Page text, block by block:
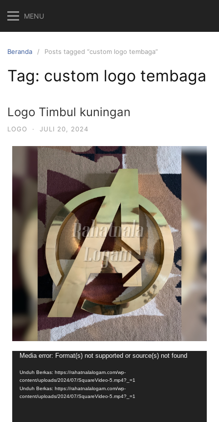
MENU
Beranda Posts tagged “custom logo tembaga”
Tag: custom logo tembaga
Logo Timbul kuningan
LOGO · JULI 20, 2024
Pemutar
Video
Media error: Format(s) not supported or source(s) not found
Unduh Berkas: https://rahatnalalogam.com/wp-
content/uploads/2024/07/SquareVideo-5.mp4?_=1
Unduh Berkas: https://rahatnalalogam.com/wp-
content/uploads/2024/07/SquareVideo-5.mp4?_=1